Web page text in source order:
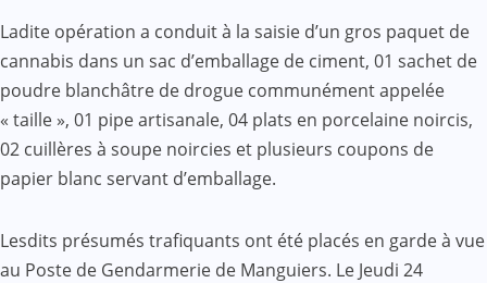
Ladite opération a conduit à la saisie d’un gros paquet de
cannabis dans un sac d’emballage de ciment, 01 sachet de
poudre blanchâtre de drogue communément appelée
« taille », 01 pipe artisanale, 04 plats en porcelaine noircis,
02 cuillères à soupe noircies et plusieurs coupons de
papier blanc servant d’emballage.
Lesdits présumés trafiquants ont été placés en garde à vue
au Poste de Gendarmerie de Manguiers. Le Jeudi 24